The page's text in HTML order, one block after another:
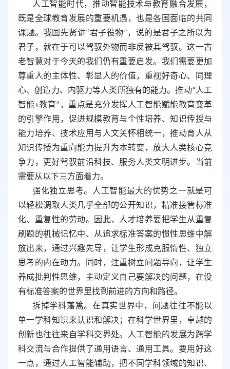
人工智能时代，推动智能技术与教育融合发展，
既是全球教育发展的重要机遇，也是各国面临的共同
课题。我国先贤讲“君子役物”，说的是君子之所以为
君子，就在于可以驾驭外物而非反被其驾驭。这一古
老智慧对于今天的我们仍有重要启发。我们需要更加
尊重人的主体性、彰显人的价值，重视好奇心、同理
心、创造力、内驱力等人类所独有的能力。推动“人工
智能+教育”，重点是充分发挥人工智能赋能教育变革
的引擎作用，促进规模教育与个性培养、知识传授与
能力培养、技术应用与人文关怀相统一，推动育人从
知识传授为重向能力提升为本转变，放大人类核心竞
争力，更好驾驭前沿科技、服务人类文明进步。当前
需要从以下三方面着力。
强化独立思考。人工智能最大的优势之一就是可
以轻松调取人类几乎全部的公开知识，精准接管标准
化、重复性的劳动。因此，人才培养要把学生从重复
刷题的机械记忆中、从追求标准答案的惯性思维中解
放出来，通过兴趣先导，让学生形成克服惰性、独立
思考的内在动力。同时，注重树立问题导向，让学生
养成批判性思维，主动定义自己要解决的问题，在没
有标准答案的世界里找到前进的方向和路径。
拆掉学科藩篱。在真实世界中，问题往往不能以
单一学科知识来认识和解决；在科学世界里，卓越的
创新也往往来自学科交界处。人工智能的发展为跨学
科交流与合作提供了通用语言、通用工具。要用好这
一点，通过人工智能辅助，把不同学科领域的知识、